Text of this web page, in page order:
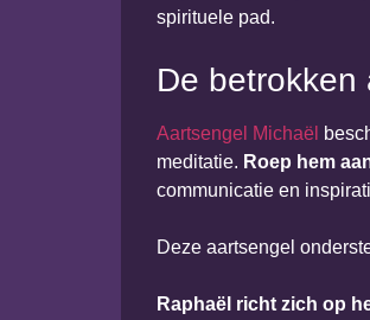
spirituele pad.
De betrokken
Aartsengel Michaël
meditatie. Roep hem
communicatie en
Deze aartsengel
Raphaël richt zich op